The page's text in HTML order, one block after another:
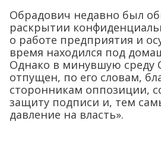
Обрадович недавно был
раскрытии
о работе предприятия и
время находился под
Однако в минувшую среду
отпущен, по его словам,
сторонникам оппозиции,
защиту подписи и, тем
давление на власть».